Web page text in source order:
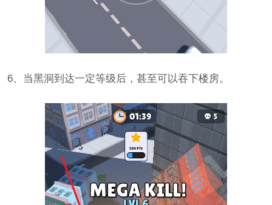
6、当黑洞到达一定等级后，甚至可以吞下楼房。